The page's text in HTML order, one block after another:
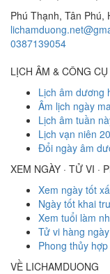
Phú Thạnh, Tân Phú,
0387139054
LỊCH ÂM & CÔNG CỤ
Lịch âm dương
Âm lịch ngày
Lịch âm tuần
Lịch vạn niên
Đổi ngày âm
XEM NGÀY · TỬ VI ·
Xem ngày tốt
Ngày tốt khai
Xem tuổi làm
Tử vi hàng ngày
Phong thủy
VỀ LICHAMDUONG